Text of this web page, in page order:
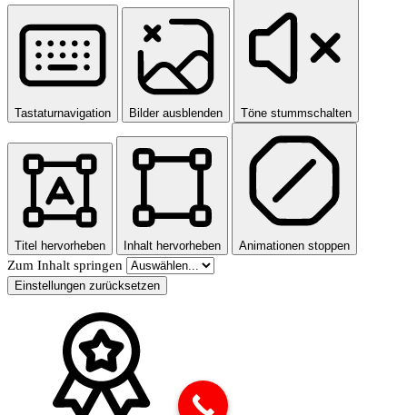
Tastaturnavigation Bilder ausblenden Töne stummschalten
Titel hervorheben Inhalt hervorheben Animationen stoppen
Zum Inhalt springen
Einstellungen zurücksetzen